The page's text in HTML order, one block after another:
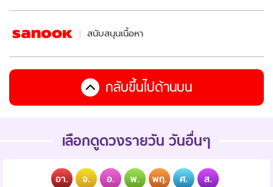
สนับสนุนเนื้อหา
กลับขึ้นไปด้านบน
เลือกดูดวงรายวัน วันอื่นๆ
อา. จ. อ. พ. พฤ. ศ. ส.